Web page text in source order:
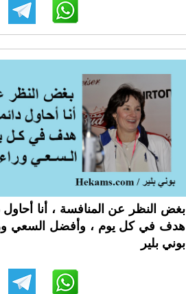
بغض النظر عن المنافسة ، أنا أحاول
هدف في كل يوم ، وأفضل السعي
بوني بلير